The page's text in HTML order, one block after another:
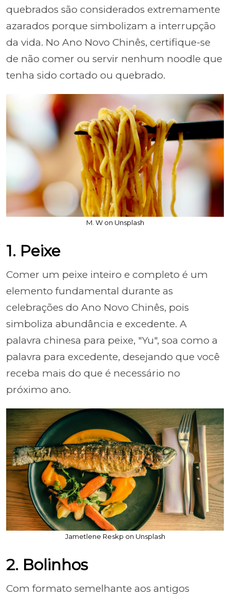
quebrados são considerados extremamente
azarados porque simbolizam a interrupção
da vida. No Ano Novo Chinês, certifique-se
de não comer ou servir nenhum noodle que
tenha sido cortado ou quebrado.
M. W on Unsplash
1. Peixe
Comer um peixe inteiro e completo é um
elemento fundamental durante as
celebrações do Ano Novo Chinês, pois
simboliza abundância e excedente. A
palavra chinesa para peixe, "Yu", soa como a
palavra para excedente, desejando que você
receba mais do que é necessário no
próximo ano.
Jametlene Reskp on Unsplash
2. Bolinhos
Com formato semelhante aos antigos